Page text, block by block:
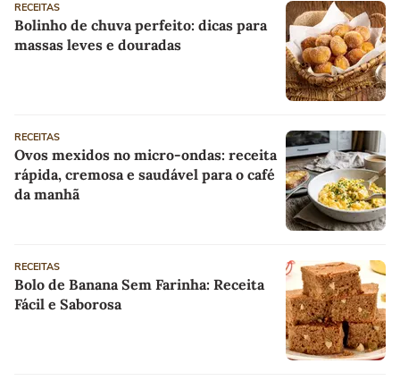
RECEITAS
Bolinho de chuva perfeito: dicas para
massas leves e douradas
RECEITAS
Ovos mexidos no micro-ondas: receita
rápida, cremosa e saudável para o café
da manhã
RECEITAS
Bolo de Banana Sem Farinha: Receita
Fácil e Saborosa